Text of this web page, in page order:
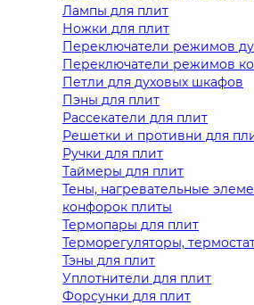
Лампы для плит
Ножки для плит
Переключатели режимов
Переключатели режимов
Петли для духовых шкафов
Пэны для плит
Рассекатели для плит
Решетки и противни для
Ручки для плит
Таймеры для плит
Тены, нагревательные
конфорок плиты
Термопары для плит
Терморегуляторы,
Тэны для плит
Уплотнители для плит
Форсунки для плит